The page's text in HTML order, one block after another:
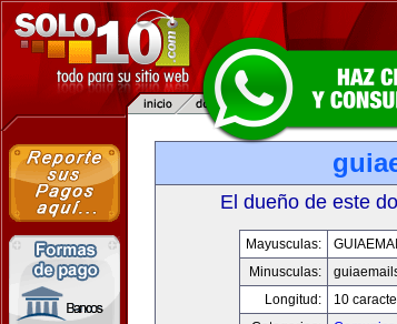
El dueño de este
Mayusculas:
Minusculas:
Longitud:
10